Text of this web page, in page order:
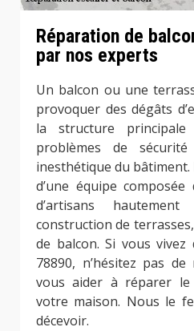
Réparation de
par nos experts
Un balcon ou une
provoquer des dégâts
la structure principale
problèmes de
inesthétique du
d’une équipe
d’artisans
construction de
de balcon. Si vous
78890, n’hésitez pas
vous aider à réparer
votre maison. Nous le
décevoir.